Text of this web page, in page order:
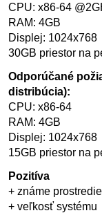
CPU: x86-64
RAM: 4GB
Displej: 1024x768
30GB priestor na
Odporúčané
distribúcia):
CPU: x86-64
RAM: 4GB
Displej: 1024x768
15GB priestor na
Pozitíva
+ známe
+ veľkosť systému